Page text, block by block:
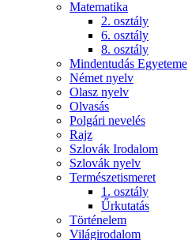
Matematika
2. osztály
6. osztály
8. osztály
Mindentudás Egyeteme
Német nyelv
Olasz nyelv
Olvasás
Polgári nevelés
Rajz
Szlovák Irodalom
Szlovák nyelv
Természetismeret
1. osztály
Űrkutatás
Történelem
Világirodalom